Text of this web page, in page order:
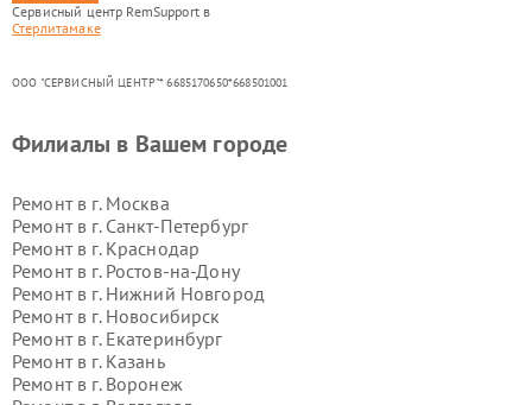
Сервисный центр RemSupport в
Стерлитамаке
ООО "СЕРВИСНЫЙ ЦЕНТР"* 6685170650*668501001
Филиалы в Вашем городе
Ремонт в г. Москва
Ремонт в г. Санкт-Петербург
Ремонт в г. Краснодар
Ремонт в г. Ростов-на-Дону
Ремонт в г. Нижний Новгород
Ремонт в г. Новосибирск
Ремонт в г. Екатеринбург
Ремонт в г. Казань
Ремонт в г. Воронеж